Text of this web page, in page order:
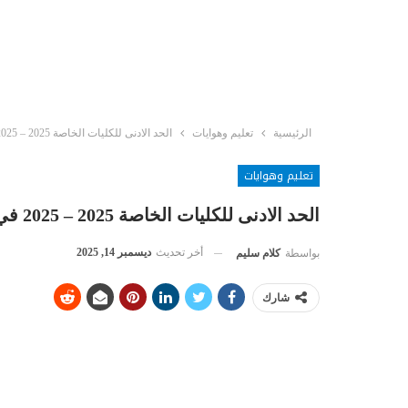
الرئيسية تعليم وهوايات الحد الادنى للكليات الخاصة 2025 – 2025 في تنسيق الجامعات الخاصة والمصاريف
تعليم وهوايات
الحد الادنى للكليات الخاصة 2025 – 2025 في تنسيق الجامعات الخاصة والمصاريف
بواسطة كلام سليم أخر تحديث ديسمبر 14, 2025
شارك